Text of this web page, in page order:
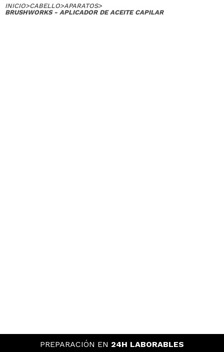
INICIO>CABELLO>APARATOS>
BRUSHWORKS - APLICADOR DE ACEITE CAPILAR
PREPARACIÓN EN 24H LABORABLES